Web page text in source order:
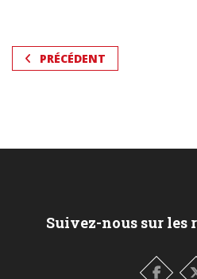
PRÉCÉDENT
Suivez-nous sur les